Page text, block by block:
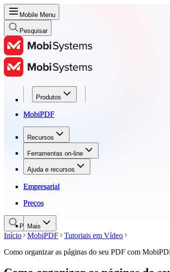
Mobile Menu
Pesquisar
Produtos
MobiPDF
Recursos
Ferramentas on-line
Ajuda e recursos
Empresarial
Preços
Mais
Produtos
MobiPDF
Recursos
Ferramentas on-line
Ajuda e recursos
Empresarial
Preços
Pesquisar
Início MobiPDF
Tutoriais em Vídeo
Como organizar as páginas do seu PDF com